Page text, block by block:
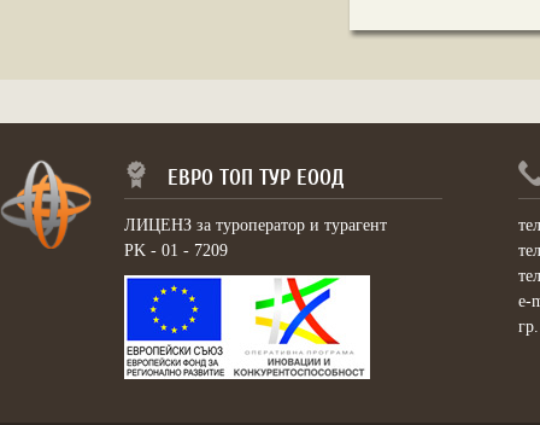
ЕВРО ТОП ТУР ЕООД
ЛИЦЕНЗ за туроператор и турагент
PK - 01 - 7209
e-